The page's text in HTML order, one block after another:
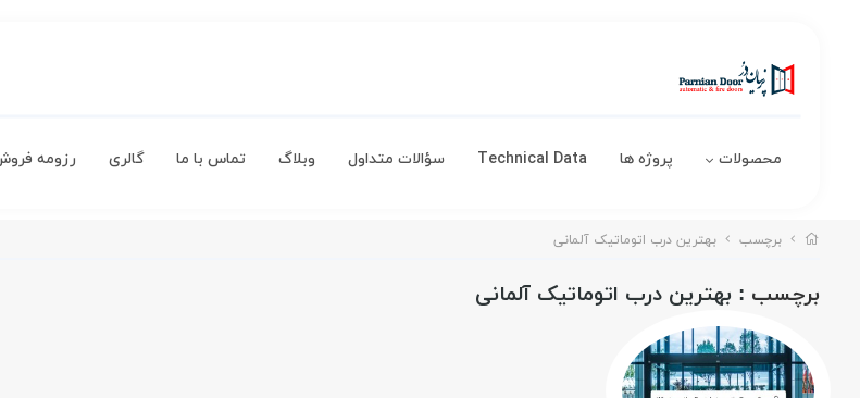
محصولات پروژه ها Technical Data سؤالات متداول وبلاگ تماس با ما گالری رزومه
برچسب بهترین درب اتوماتیک آلمانی
برچسب : بهترین درب اتوماتیک آلمانی